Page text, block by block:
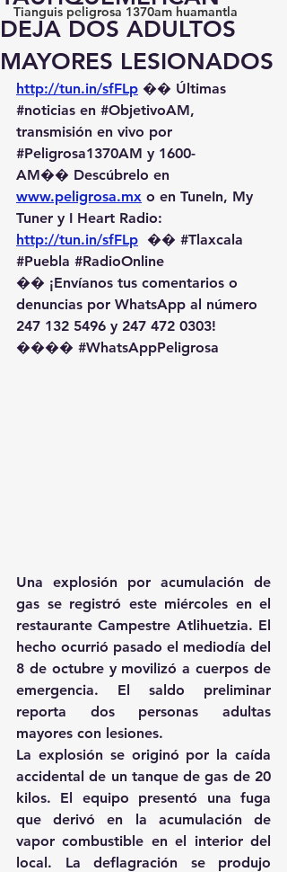
Tianguis peligrosa 1370am huamantla
DEJA DOS ADULTOS
MAYORES LESIONADOS
http://tun.in/sfFLp �� Últimas
#noticias en #ObjetivoAM,
transmisión en vivo por
#Peligrosa1370AM y 1600-
AM��️ Descúbrelo en
www.peligrosa.mx o en TuneIn, My
Tuner y I Heart Radio:
http://tun.in/sfFLp �� #Tlaxcala
#Puebla #RadioOnline
�� ¡Envíanos tus comentarios o
denuncias por WhatsApp al número
247 132 5496 y 247 472 0303!
��️�� #WhatsAppPeligrosa
Una explosión por acumulación de
gas se registró este miércoles en el
restaurante Campestre Atlihuetzia. El
hecho ocurrió pasado el mediodía del
8 de octubre y movilizó a cuerpos de
emergencia. El saldo preliminar
reporta dos personas adultas
mayores con lesiones.
La explosión se originó por la caída
accidental de un tanque de gas de 20
kilos. El equipo presentó una fuga
que derivó en la acumulación de
vapor combustible en el interior del
local. La deflagración se produjo